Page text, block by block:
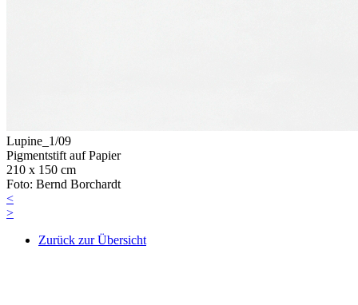
Lupine_1/09
Pigmentstift auf Papier
210 x 150 cm
Foto: Bernd Borchardt
<
>
Zurück zur Übersicht